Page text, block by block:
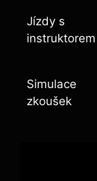
Jízdy s
instruktorem
Simulace
zkoušek